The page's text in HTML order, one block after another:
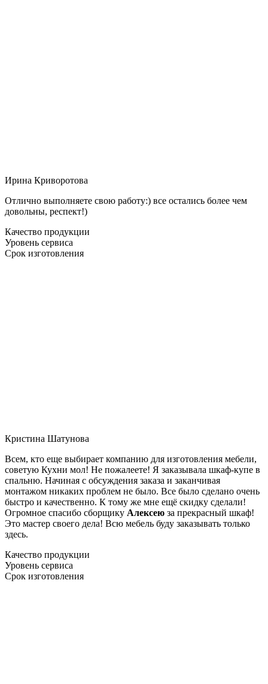
Ирина Криворотова
Отлично выполняете свою работу:) все остались более чем
довольны, респект!)
Качество продукции
Уровень сервиса
Срок изготовления
Кристина Шатунова
Всем, кто еще выбирает компанию для изготовления мебели,
советую Кухни мол! Не пожалеете! Я заказывала шкаф-купе в
спальню. Начиная с обсуждения заказа и заканчивая
монтажом никаких проблем не было. Все было сделано очень
быстро и качественно. К тому же мне ещё скидку сделали!
Огромное спасибо сборщику Алексею за прекрасный шкаф!
Это мастер своего дела! Всю мебель буду заказывать только
здесь.
Качество продукции
Уровень сервиса
Срок изготовления